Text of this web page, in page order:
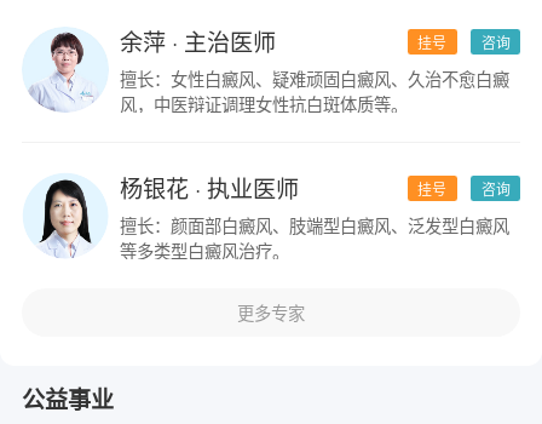
咨询
挂号
余萍· 主治医师
擅长：女性白癜风、疑难顽固白癜风、久治不愈白癜
风，中医辩证调理女性抗白斑体质等。
咨询
挂号
杨银花· 执业医师
擅长：颜面部白癜风、肢端型白癜风、泛发型白癜风
等多类型白癜风治疗。
更多专家
公益事业